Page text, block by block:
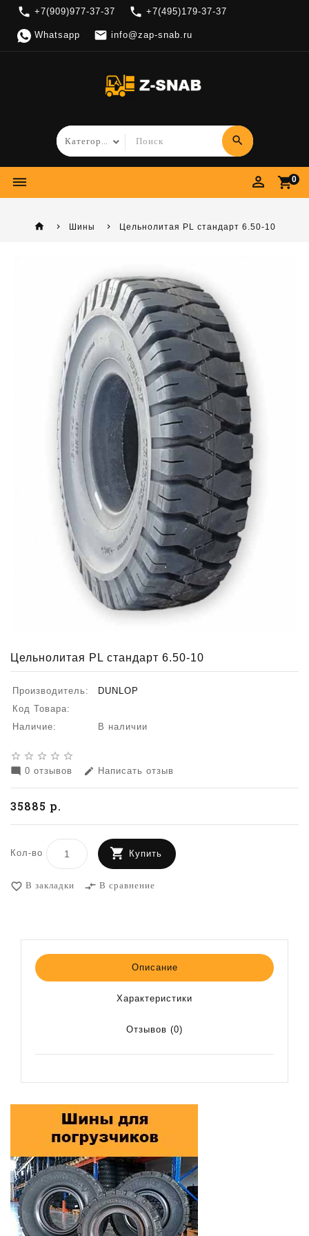
local_phone +7(909)977-37-37 local_phone +7(495)179-37-37
Whatsapp  info@zap-snab.ru
search
perm_identity shopping_cart0
dehaze
home Шины Цельнолитая PL стандарт 6.50-10
Цельнолитая PL стандарт 6.50-10
Производитель:
DUNLOP
Код Товара:
Наличие:
В наличии
star_border star_border star_border star_border star_border
mode_comment 0 отзывов edit Написать отзыв
35885 р.
Кол-во Купить
favorite_border В закладки compare_arrows В сравнение
Описание
Характеристики
Отзывов (0)